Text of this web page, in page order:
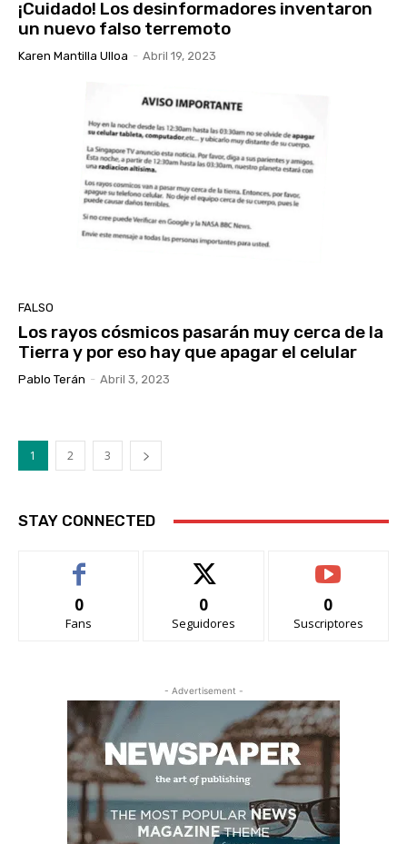
¡Cuidado! Los desinformadores inventaron
un nuevo falso terremoto
Karen Mantilla Ulloa - Abril 19, 2023
FALSO
Los rayos cósmicos pasarán muy cerca de la
Tierra y por eso hay que apagar el celular
Pablo Terán - Abril 3, 2023
1 2 3
STAY CONNECTED
0
Fans
0
Seguidores
0
Suscriptores
- Advertisement -